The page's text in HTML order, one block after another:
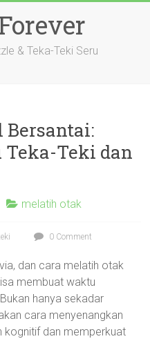
& Teka-Teki Seru
Bersantai:
Teka-Teki dan
melatih otak
0 Comment
dan cara melatih otak
membuat waktu
hanya sekadar
cara menyenangkan
kognitif dan memperkuat